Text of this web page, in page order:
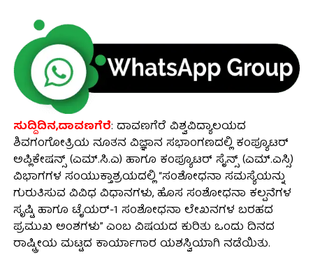
ಸುದ್ದಿದಿನ,ದಾವಣಗೆರೆ: ದಾವಣಗೆರೆ ವಿಶ್ವವಿದ್ಯಾಲಯದ
ಶಿವಗಂಗೋತ್ರಿಯ ನೂತನ ವಿಜ್ಞಾನ ಸಭಾಂಗಣದಲ್ಲಿ ಕಂಪ್ಯೂಟರ್
ಅಪ್ಲಿಕೇಷನ್ಸ್ (ಎಮ್.ಸಿ.ಎ) ಹಾಗೂ ಕಂಪ್ಯೂಟರ್ ಸೈನ್ಸ್ (ಎಮ್.ಎಸ್ಸಿ)
ವಿಭಾಗಗಳ ಸಂಯುಕ್ತಾಶ್ರಯದಲ್ಲಿ “ಸಂಶೋಧನಾ ಸಮಸ್ಯೆಯನ್ನು
ಗುರುತಿಸುವ ವಿವಿಧ ವಿಧಾನಗಳು, ಹೊಸ ಸಂಶೋಧನಾ ಕಲ್ಪನೆಗಳ
ಸೃಷ್ಟಿ ಹಾಗೂ ಟೈಯರ್-1 ಸಂಶೋಧನಾ ಲೇಖನಗಳ ಬರಹದ
ಪ್ರಮುಖ ಅಂಶಗಳು” ಎಂಬ ವಿಷಯದ ಕುರಿತು ಒಂದು ದಿನದ
ರಾಷ್ಟ್ರೀಯ ಮಟ್ಟದ ಕಾರ್ಯಾಗಾರ ಯಶಸ್ವಿಯಾಗಿ ನಡೆಯಿತು.